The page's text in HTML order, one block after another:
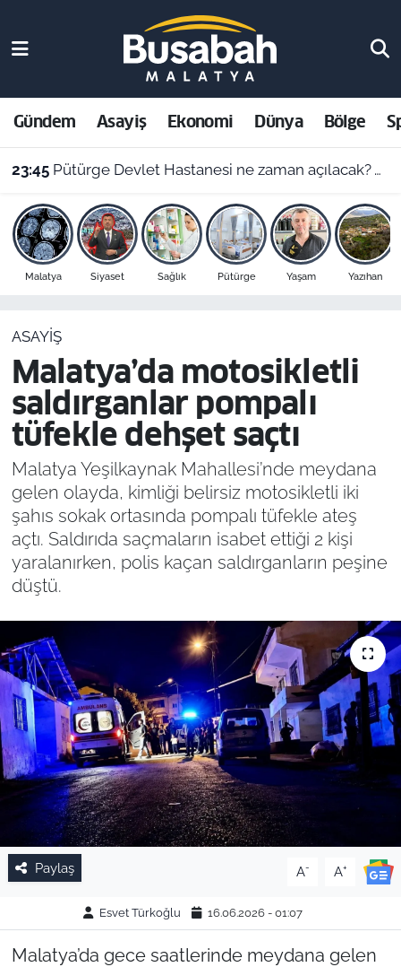
Gündem Asayiş Ekonomi Dünya Bölge
Malatya Siyaset Sağlık Pütürge Yaşam Yazıhan
ASAYIŞ
Malatya’da motosikletli
saldırganlar pompalı
tüfekle dehşet saçtı
Malatya Yeşilkaynak Mahallesi’nde meydana
gelen olayda, kimliği belirsiz motosikletli iki
şahıs sokak ortasında pompalı tüfekle ateş
açtı. Saldırıda saçmaların isabet ettiği 2 kişi
yaralanırken, polis kaçan saldırganların peşine
düştü.
Paylaş A- A+
Esvet Türkoğlu 16.06.2026 - 01:07
Malatya’da gece saatlerinde meydana gelen
Asayiş
Ekonomi
Dünya
Bölge
Resmi İlanlar
Malatya Nöbetçi Eczaneler
Malatya Hava Durumu
Malatya Namaz Vakitleri
Malatya Trafik Yoğunluk Haritası
Süper Lig Puan Durumu ve Fikstür
Son Dakika Haberleri
Haber Arşivi